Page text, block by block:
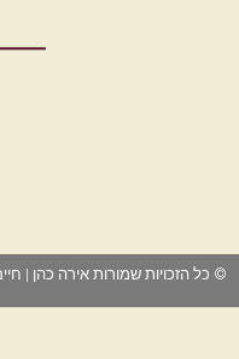
© כל הזכויות שמורות אירה כהן | חיים